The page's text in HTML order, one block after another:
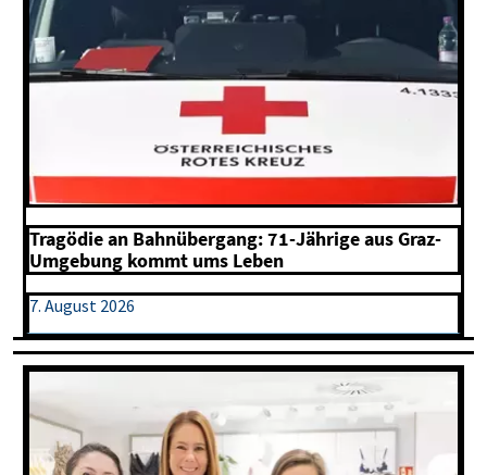
Tragödie an Bahnübergang: 71-Jährige aus Graz-
Umgebung kommt ums Leben
7. August 2026